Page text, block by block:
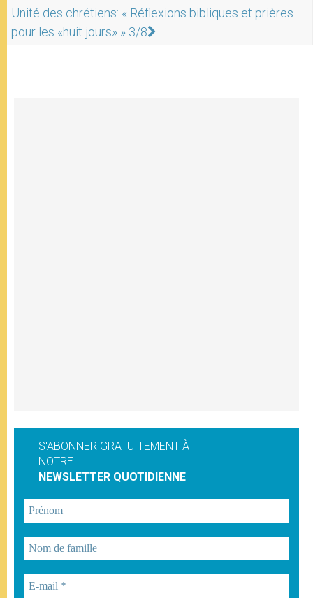
Unité des chrétiens: « Réflexions bibliques et prières
pour les «huit jours» » 3/8
S'ABONNER GRATUITEMENT À
NOTRE
NEWSLETTER QUOTIDIENNE